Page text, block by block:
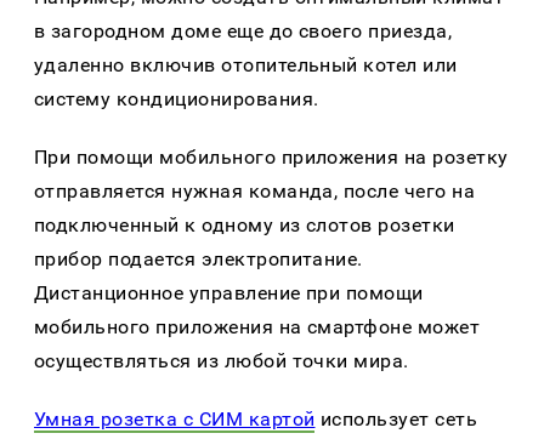
в загородном доме еще до своего приезда,
удаленно включив отопительный котел или
систему кондиционирования.
При помощи мобильного приложения на розетку
отправляется нужная команда, после чего на
подключенный к одному из слотов розетки
прибор подается электропитание.
Дистанционное управление при помощи
мобильного приложения на смартфоне может
осуществляться из любой точки мира.
Умная розетка с СИМ картой использует сеть